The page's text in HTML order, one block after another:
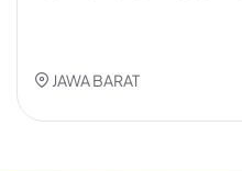
JAWA BARAT